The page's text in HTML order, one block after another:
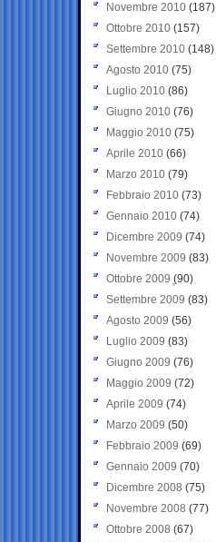
Novembre 2010 (187)
Ottobre 2010 (157)
Settembre 2010 (148)
Agosto 2010 (75)
Luglio 2010 (86)
Giugno 2010 (76)
Maggio 2010 (75)
Aprile 2010 (66)
Marzo 2010 (79)
Febbraio 2010 (73)
Gennaio 2010 (74)
Dicembre 2009 (74)
Novembre 2009 (83)
Ottobre 2009 (90)
Settembre 2009 (83)
Agosto 2009 (56)
Luglio 2009 (83)
Giugno 2009 (76)
Maggio 2009 (72)
Aprile 2009 (74)
Marzo 2009 (50)
Febbraio 2009 (69)
Gennaio 2009 (70)
Dicembre 2008 (75)
Novembre 2008 (77)
Ottobre 2008 (67)